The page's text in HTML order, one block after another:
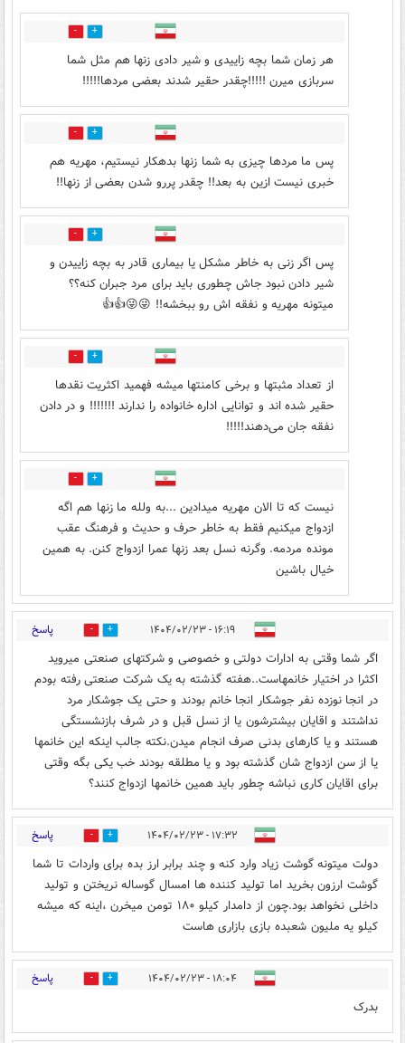
7
هر زمان شما بچه زاییدی و شیر دادی زنها هم مثل شما
سربازی میرن !!!!!چقدر حقیر شدند بعضی مردها!!!!!
5
پس ما مردها چیزی به شما زنها بدهکار نیستیم، مهریه هم
خبری نیست ازین به بعد!! چقدر پررو شدن بعضی از زنها!!
2
پس اگر زنی به خاطر مشکل یا بیماری قادر به بچه زاییدن و
شیر دادن نبود جاش چطوری باید برای مرد جبران کنه؟؟
میتونه مهریه و نفقه اش رو ببخشه!! 😜😜👍👍
4
از تعداد مثبتها و برخی کامنتها میشه فهمید اکثریت نقدها
حقیر شده اند و توانایی اداره‌ خانواده را ندارند !!!!!!! و در دادن
نفقه جان می‌دهند!!!!!
2
نیست که تا الان مهریه میدادین ...به ولله ما زنها هم اگه
ازدواج میکنیم فقط به خاطر حرف و حدیث و فرهنگ عقب
مونده مردمه. وگرنه نسل بعد زنها عمرا ازدواج کنن. به همین
خیال باشین
۱۶:۱۹ - ۱۴۰۴/۰۲/۲۳ 3 پاسخ
اگر شما وقتی به ادارات دولتی و خصوصی و شرکتهای صنعتی میروید
اکثرا در اختیار خانمهاست..هفته گذشته به یک شرکت صنعتی رفته بودم
در انجا نوزده نفر جوشکار انجا خانم بودند و حتی یک جوشکار مرد
نداشتند و اقایان بیشترشون یا از نسل قبل و در شرف بازنشستگی
هستند و یا کارهای بدنی صرف انجام میدن.نکته جالب اینکه این خانمها
یا از سن ازدواج شان گذشته بود و یا مطلقه بودند خب یکی بگه وقتی
برای اقایان کاری نباشه چطور باید همین خانمها ازدواج کنند؟
۱۷:۳۲ - ۱۴۰۴/۰۲/۲۳ 1 پاسخ
دولت میتونه گوشت زیاد وارد کنه و چند برابر ارز بده برای واردات تا شما
گوشت ارزون بخرید اما تولید کننده ها امسال گوساله نریختن و تولید
داخلی نخواهد بود.چون از دامدار کیلو ۱۸۰ تومن میخرن ،اینه که میشه
کیلو یه ملیون شعبده بازی بازاری هاست
۱۸:۰۴ - ۱۴۰۴/۰۲/۲۳ 0 پاسخ
بدرک